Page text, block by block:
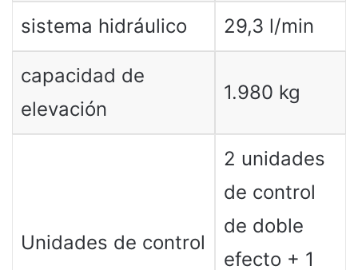
sistema hidráulico 29,3 l/min
capacidad de
elevación
1.980 kg
Unidades de control
2 unidades
de control
de doble
efecto + 1